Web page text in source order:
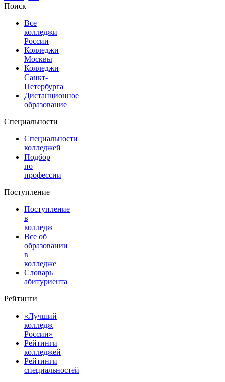
Поиск
Все
колледжи
России
Колледжи
Москвы
Колледжи
Санкт-
Петербурга
Дистанционное
образование
Специальности
Специальности
колледжей
Подбор
по
профессии
Поступление
Поступление
в
колледж
Все об
образовании
в
колледже
Словарь
абитуриента
Рейтинги
«Лучший
колледж
России»
Рейтинги
колледжей
Рейтинги
специальностей